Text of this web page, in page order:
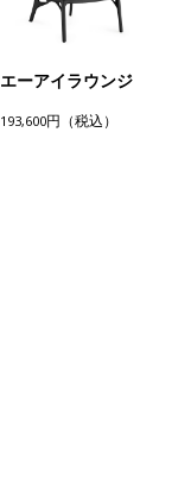
エーアイラウンジ
193,600円（税込）